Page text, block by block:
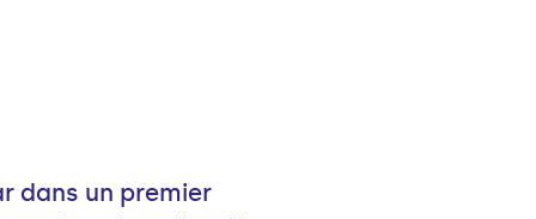
dans un premier